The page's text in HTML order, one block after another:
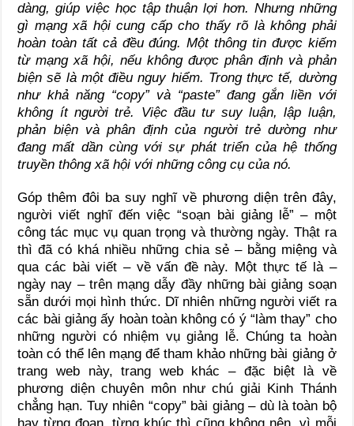
dàng, giúp việc học tập thuận lợi hơn. Nhưng những
gì mạng xã hội cung cấp cho thấy rõ là không phải
hoàn toàn tất cả đều đúng. Một thông tin được kiếm
từ mạng xã hội, nếu không được phân định và phản
biện sẽ là một điều nguy hiểm. Trong thực tế, dường
như khả năng “copy” và “paste” đang gắn liền với
không ít người trẻ. Việc đầu tư suy luận, lập luận,
phản biện và phân định của người trẻ dường như
đang mất dần cùng với sự phát triển của hệ thống
truyền thông xã hội với những công cụ của nó.
Góp thêm đôi ba suy nghĩ về phương diện trên đây,
người viết nghĩ đến việc “soạn bài giảng lễ” – một
công tác mục vụ quan trọng và thường ngày. Thật ra
thì đã có khá nhiều những chia sẻ – bằng miệng và
qua các bài viết – về vấn đề này. Một thực tế là –
ngày nay – trên mạng dẫy đầy những bài giảng soạn
sẵn dưới mọi hình thức. Dĩ nhiên những người viết ra
các bài giảng ấy hoàn toàn không có ý “làm thay” cho
những người có nhiệm vụ giảng lễ. Chúng ta hoàn
toàn có thể lên mạng để tham khảo những bài giảng ở
trang web này, trang web khác – đặc biệt là về
phương diện chuyên môn như chú giải Kinh Thánh
chẳng hạn. Tuy nhiên “copy” bài giảng – dù là toàn bộ